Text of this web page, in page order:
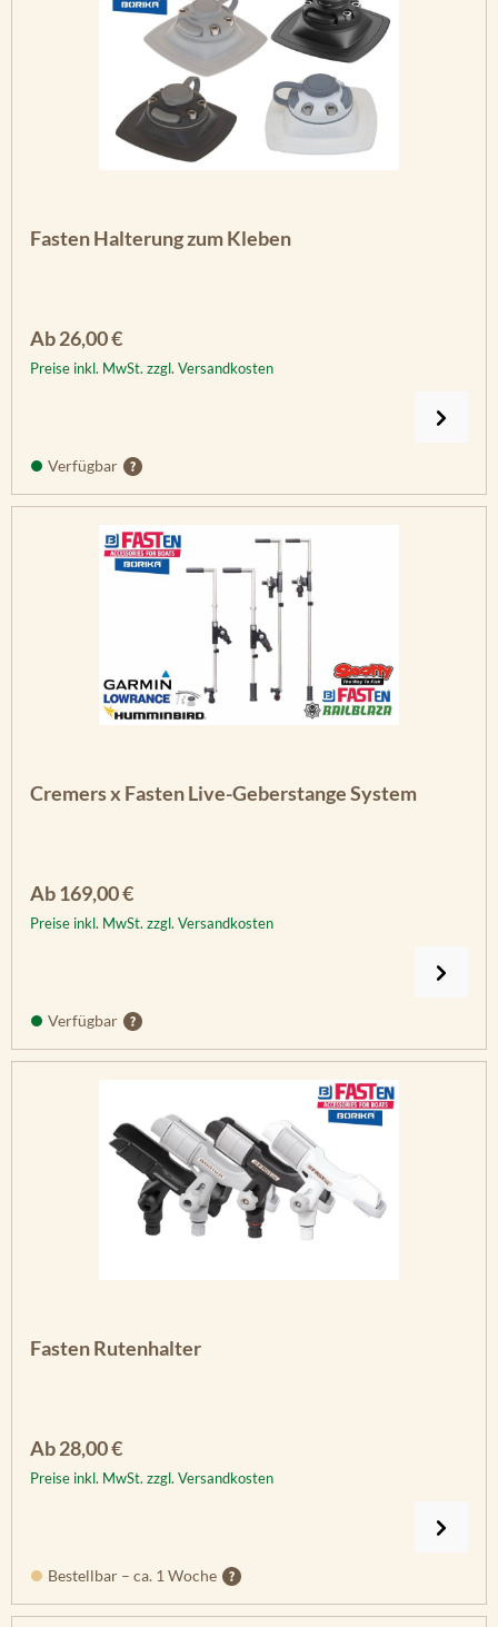
Fasten Halterung zum Kleben
Regulärer Preis:
Ab26,00 €
Preise inkl. MwSt. zzgl. Versandkosten
Verfügbar
Cremers x Fasten Live-Geberstange System
Regulärer Preis:
Ab169,00 €
Preise inkl. MwSt. zzgl. Versandkosten
Verfügbar
Fasten Rutenhalter
Regulärer Preis:
Ab28,00 €
Preise inkl. MwSt. zzgl. Versandkosten
Bestellbar – ca. 1 Woche